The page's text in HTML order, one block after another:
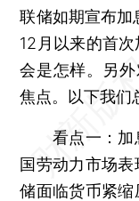
联储如期宣布加
12月以来的首
会是怎样。另
焦点。以下我们
看点一：加
国劳动力市场
储面临货币紧